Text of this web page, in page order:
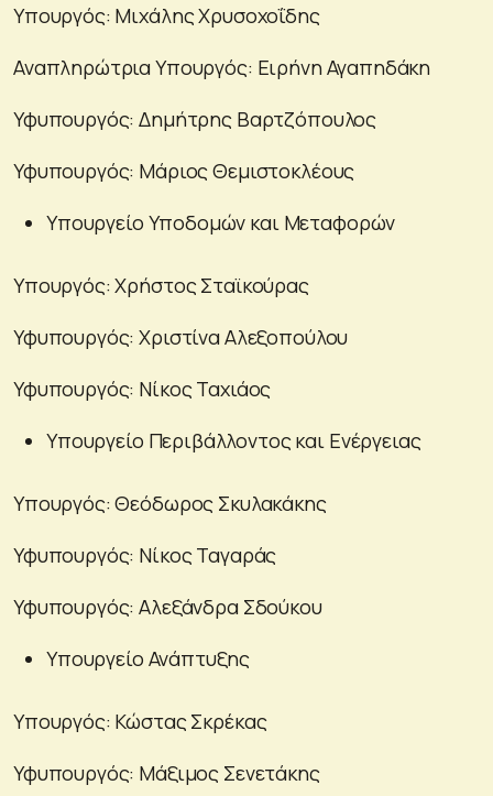
Υπουργός: Μιχάλης Χρυσοχοΐδης
Αναπληρώτρια Υπουργός: Ειρήνη Αγαπηδάκη
Υφυπουργός: Δημήτρης Βαρτζόπουλος
Υφυπουργός: Μάριος Θεμιστοκλέους
Υπουργείο Υποδομών και Μεταφορών
Υπουργός: Χρήστος Σταϊκούρας
Υφυπουργός: Χριστίνα Αλεξοπούλου
Υφυπουργός: Νίκος Ταχιάος
Υπουργείο Περιβάλλοντος και Ενέργειας
Υπουργός: Θεόδωρος Σκυλακάκης
Υφυπουργός: Νίκος Ταγαράς
Υφυπουργός: Αλεξάνδρα Σδούκου
Υπουργείο Ανάπτυξης
Υπουργός: Κώστας Σκρέκας
Υφυπουργός: Μάξιμος Σενετάκης